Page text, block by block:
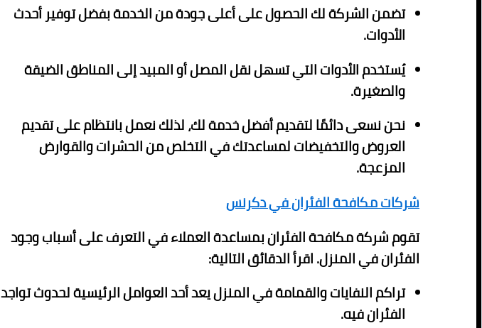
تضمن الشركة لك الحصول على أعلى جودة من الخدمة بفضل توفير أحدث
الأدوات.
يُستخدم الأدوات التي تسهل نقل المصل أو المبيد إلى المناطق الضيقة
والصغيرة.
نحن نسعى دائمًا لتقديم أفضل خدمة لك، لذلك نعمل بانتظام على تقديم
العروض والتخفيضات لمساعدتك في التخلص من الحشرات والقوارض
المزعجة.
شركات مكافحة الفئران في دكرنس
تقوم شركة مكافحة الفئران بمساعدة العملاء في التعرف على أسباب وجود
الفئران في المنزل. اقرأ الدقائق التالية:
تراكم النفايات والقمامة في المنزل يعد أحد العوامل الرئيسية لحدوث تواجد
الفئران فيه.